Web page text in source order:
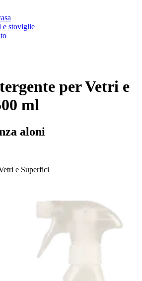
e stoviglie
per Vetri e
ml
aloni
e Superfici